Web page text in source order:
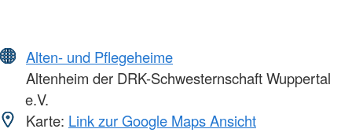
Alten- und Pflegeheime
Altenheim der DRK-Schwesternschaft Wuppertal
e.V.
Karte: Link zur Google Maps Ansicht